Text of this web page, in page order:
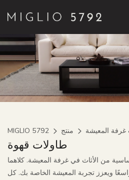
MIGLIO 5792 منتج غرفة المعيشة
طاولات قهوة
من الأثاث في غرفة المعيشة. كلاهما
ويعزز تجربة المعيشة الخاصة بك. كل